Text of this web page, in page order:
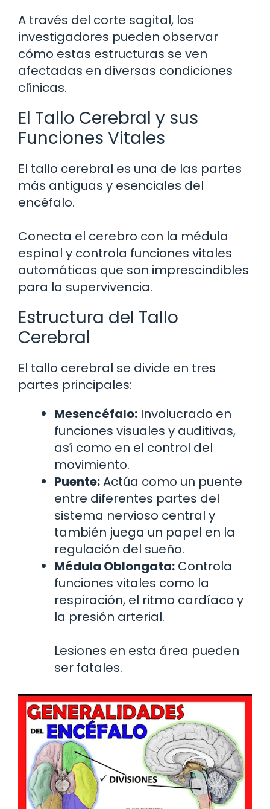
A través del corte sagital, los
investigadores pueden observar
cómo estas estructuras se ven
afectadas en diversas condiciones
clínicas.
El Tallo Cerebral y sus
Funciones Vitales
El tallo cerebral es una de las partes
más antiguas y esenciales del
encéfalo.
Conecta el cerebro con la médula
espinal y controla funciones vitales
automáticas que son imprescindibles
para la supervivencia.
Estructura del Tallo
Cerebral
El tallo cerebral se divide en tres
partes principales:
Mesencéfalo: Involucrado en
funciones visuales y auditivas,
así como en el control del
movimiento.
Puente:Actúa como un puente
entre diferentes partes del
sistema nervioso central y
también juega un papel en la
regulación del sueño.
Médula Oblongata: Controla
funciones vitales como la
respiración, el ritmo cardíaco y
la presión arterial.
Lesiones en esta área pueden
ser fatales.